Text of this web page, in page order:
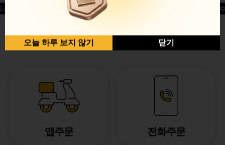
글윙
반반순살[레드+허니]
허니옥
앱주문 전화주문
오늘 하루 보지 않기 닫기